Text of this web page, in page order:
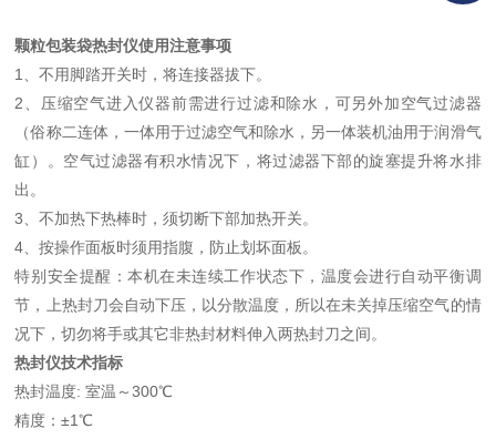
颗粒包装袋热封仪使用注意事项
1、不用脚踏开关时，将连接器拔下。
2、压缩空气进入仪器前需进行过滤和除水，可另外加空气过滤器
（俗称二连体，一体用于过滤空气和除水，另一体装机油用于润滑气
缸）。空气过滤器有积水情况下，将过滤器下部的旋塞提升将水排
出。
3、不加热下热棒时，须切断下部加热开关。
4、按操作面板时须用指腹，防止划坏面板。
特别安全提醒：本机在未连续工作状态下，温度会进行自动平衡调
节，上热封刀会自动下压，以分散温度，所以在未关掉压缩空气的情
况下，切勿将手或其它非热封材料伸入两热封刀之间。
热封仪技术指标
热封温度: 室温～300℃
精度：±1℃